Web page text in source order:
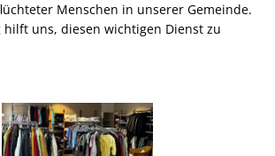
Menschen in unserer Gemeinde.
uns, diesen wichtigen Dienst zu